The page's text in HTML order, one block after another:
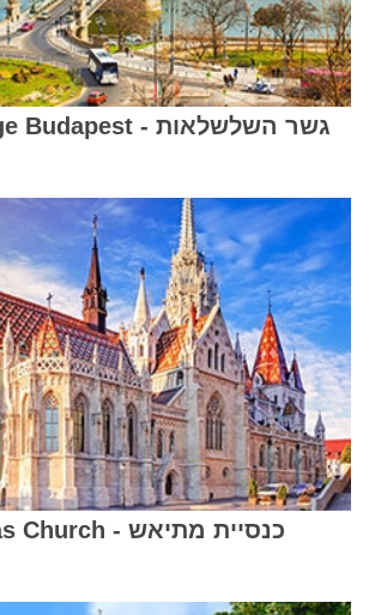
גשר השלשלאות - Chain bridge Budapest
כנסיית מתיאש - Matthias Church